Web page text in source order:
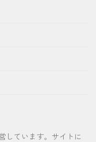
しています。サイトに